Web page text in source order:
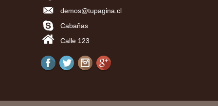
demos@tupagina.cl
Cabañas
Calle 123